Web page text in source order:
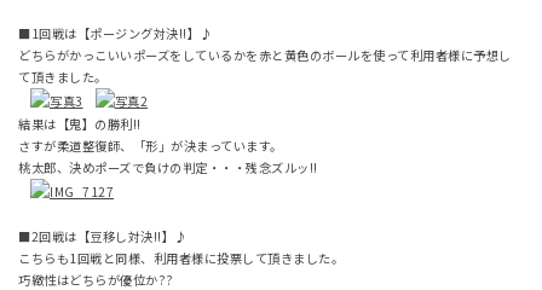
■1回戦は【ポージング対決!!】♪
どちらがかっこいいポーズをしているかを赤と黄色のボールを使って利用者様に予想し
て頂きました。
結果は【鬼】の勝利!!
さすが柔道整復師、「形」が決まっています。
桃太郎、決めポーズで負けの判定・・・残念ズルッ!!
■2回戦は【豆移し対決!!】♪
こちらも1回戦と同様、利用者様に投票して頂きました。
巧緻性はどちらが優位か??